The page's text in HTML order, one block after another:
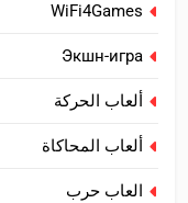
WiFi4Games
Экшн-игра
ألعاب الحركة
ألعاب المحاكاة
العاب حرب